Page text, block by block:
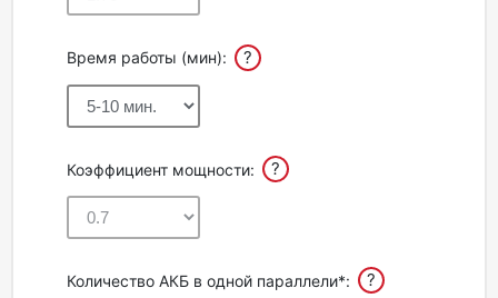
Время работы (мин): ?
Коэффициент мощности: ?
Количество АКБ в одной параллели*: ?